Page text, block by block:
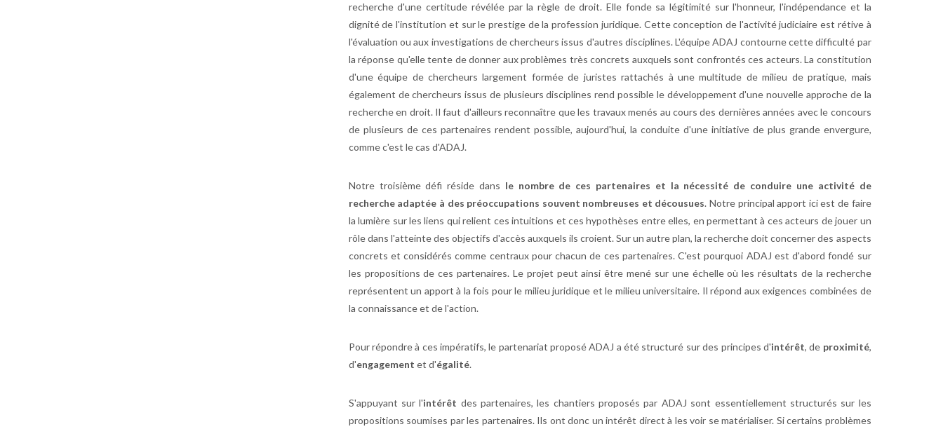
recherche d'une certitude révélée par la règle de droit. Elle fonde sa légitimité sur l'honneur, l'indépendance et la
dignité de l'institution et sur le prestige de la profession juridique. Cette conception de l'activité judiciaire est rétive à
l'évaluation ou aux investigations de chercheurs issus d'autres disciplines. L'équipe ADAJ contourne cette difficulté par
la réponse qu'elle tente de donner aux problèmes très concrets auxquels sont confrontés ces acteurs. La constitution
d'une équipe de chercheurs largement formée de juristes rattachés à une multitude de milieu de pratique, mais
également de chercheurs issus de plusieurs disciplines rend possible le développement d'une nouvelle approche de la
recherche en droit. Il faut d'ailleurs reconnaître que les travaux menés au cours des dernières années avec le concours
de plusieurs de ces partenaires rendent possible, aujourd'hui, la conduite d'une initiative de plus grande envergure,
comme c'est le cas d'ADAJ.
Notre troisième défi réside dans le nombre de ces partenaires et la nécessité de conduire une activité de
recherche adaptée à des préoccupations souvent nombreuses et décousues. Notre principal apport ici est de faire
la lumière sur les liens qui relient ces intuitions et ces hypothèses entre elles, en permettant à ces acteurs de jouer un
rôle dans l'atteinte des objectifs d'accès auxquels ils croient. Sur un autre plan, la recherche doit concerner des aspects
concrets et considérés comme centraux pour chacun de ces partenaires. C'est pourquoi ADAJ est d'abord fondé sur
les propositions de ces partenaires. Le projet peut ainsi être mené sur une échelle où les résultats de la recherche
représentent un apport à la fois pour le milieu juridique et le milieu universitaire. Il répond aux exigences combinées de
la connaissance et de l'action.
Pour répondre à ces impératifs, le partenariat proposé ADAJ a été structuré sur des principes d'intérêt, de proximité,
d'engagement et d'égalité.
S'appuyant sur l'intérêt des partenaires, les chantiers proposés par ADAJ sont essentiellement structurés sur les
propositions soumises par les partenaires. Ils ont donc un intérêt direct à les voir se matérialiser. Si certains problèmes